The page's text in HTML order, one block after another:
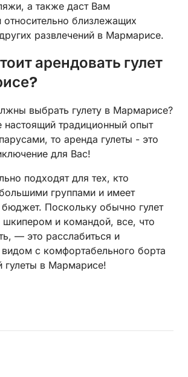
а также даст Вам
близлежащих
развлечений в Мармарисе.
арендовать гулет
выбрать гулету в Мармарисе?
настоящий традиционный опыт
то аренда гулеты - это
для Вас!
подходят для тех, кто
группами и имеет
Поскольку обычно гулет
шкипером и командой, все, что
— это расслабиться и
с комфортабельного борта
гулеты в Мармарисе!